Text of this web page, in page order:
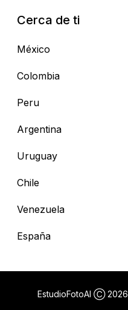
Cerca de ti
México
Colombia
Peru
Argentina
Uruguay
Chile
Venezuela
España
EstudioFotoAI Ⓒ2026